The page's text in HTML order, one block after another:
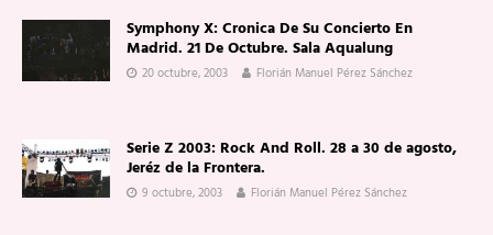
Symphony X: Cronica De Su Concierto En
Madrid. 21 De Octubre. Sala Aqualung
20 octubre, 2003 Florián Manuel Pérez Sánchez
Serie Z 2003: Rock And Roll. 28 a 30 de agosto,
Jeréz de la Frontera.
9 octubre, 2003 Florián Manuel Pérez Sánchez